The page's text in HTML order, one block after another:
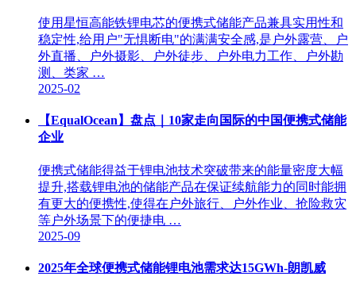
使用星恒高能铁锂电芯的便携式储能产品兼具实用性和
稳定性,给用户"无惧断电"的满满安全感,是户外露营、户
外直播、户外摄影、户外徒步、户外电力工作、户外勘
测、类家 …
2025-02
【EqualOcean】盘点｜10家走向国际的中国便携式储能
企业
便携式储能得益于锂电池技术突破带来的能量密度大幅
提升,搭载锂电池的储能产品在保证续航能力的同时能拥
有更大的便携性,使得在户外旅行、户外作业、抢险救灾
等户外场景下的便捷电 …
2025-09
2025年全球便携式储能锂电池需求达15GWh-朗凯威